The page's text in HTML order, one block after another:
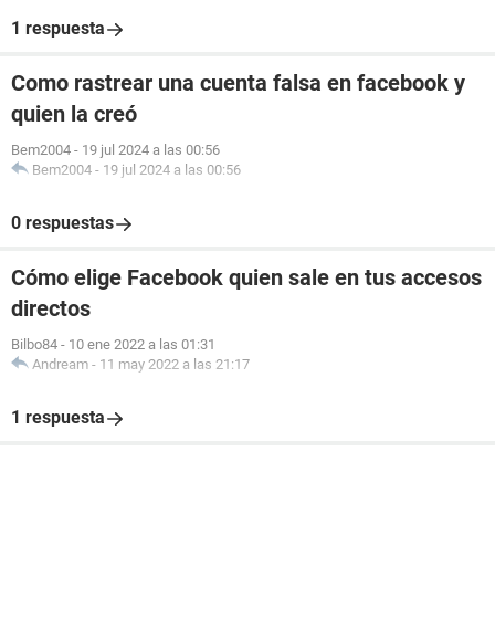
1 respuesta
Como rastrear una cuenta falsa en facebook y
quien la creó
Bem2004 - 19 jul 2024 a las 00:56
Bem2004 - 19 jul 2024 a las 00:56
0 respuestas
Cómo elige Facebook quien sale en tus accesos
directos
Bilbo84 - 10 ene 2022 a las 01:31
Andream - 11 may 2022 a las 21:17
1 respuesta